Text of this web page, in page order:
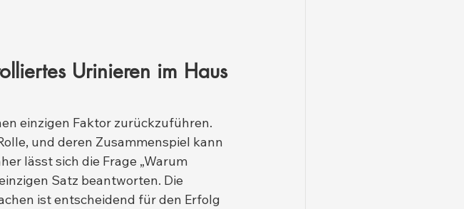
Urinieren im Haus
einzigen Faktor zurückzuführen.
und deren Zusammenspiel kann
lässt sich die Frage „Warum
Satz beantworten. Die
ist entscheidend für den Erfolg